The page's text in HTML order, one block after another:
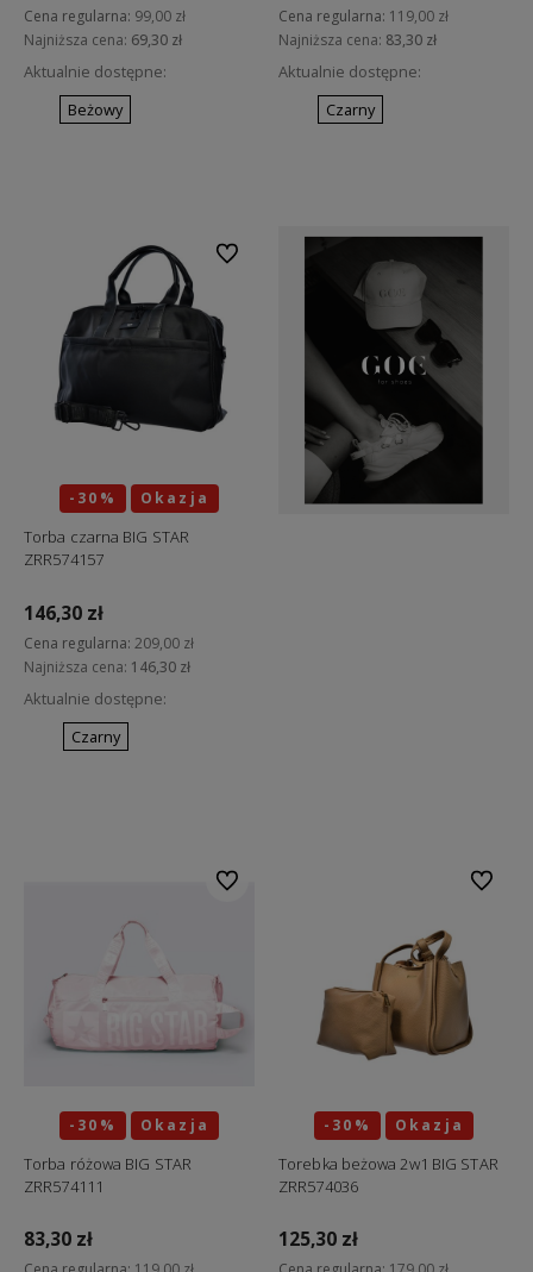
Cena regularna: 99,00 zł
Najniższa cena: 69,30 zł
Aktualnie dostępne:
Beżowy
Cena regularna: 119,00 zł
Najniższa cena: 83,30 zł
Aktualnie dostępne:
Czarny
-30% Okazja
Torba czarna BIG STAR
ZRR574157
146,30 zł
Cena regularna: 209,00 zł
Najniższa cena: 146,30 zł
Aktualnie dostępne:
Czarny
Do ulubionych
-30% Okazja
Torba różowa BIG STAR
ZRR574111
83,30 zł
Do ulubionych
-30% Okazja
Torebka beżowa 2w1 BIG STAR
ZRR574036
125,30 zł
Do